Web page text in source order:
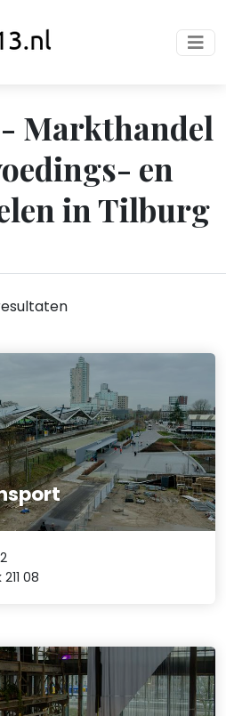
- Markthandel
en
in Tilburg
08